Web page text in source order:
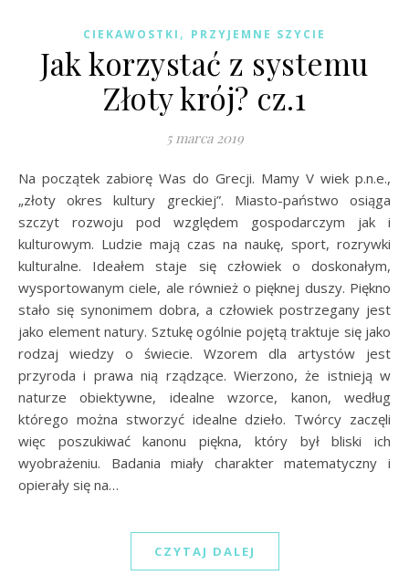
CIEKAWOSTKI , PRZYJEMNE SZYCIE
Jak korzystać z systemu
Złoty krój? cz.1
5 marca 2019
Na początek zabiorę Was do Grecji. Mamy V wiek p.n.e.,
„złoty okres kultury greckiej”. Miasto-państwo osiąga
szczyt rozwoju pod względem gospodarczym jak i
kulturowym. Ludzie mają czas na naukę, sport, rozrywki
kulturalne. Ideałem staje się człowiek o doskonałym,
wysportowanym ciele, ale również o pięknej duszy. Piękno
stało się synonimem dobra, a człowiek postrzegany jest
jako element natury. Sztukę ogólnie pojętą traktuje się jako
rodzaj wiedzy o świecie. Wzorem dla artystów jest
przyroda i prawa nią rządzące. Wierzono, że istnieją w
naturze obiektywne, idealne wzorce, kanon, według
którego można stworzyć idealne dzieło. Twórcy zaczęli
więc poszukiwać kanonu piękna, który był bliski ich
wyobrażeniu. Badania miały charakter matematyczny i
opierały się na…
CZYTAJ DALEJ